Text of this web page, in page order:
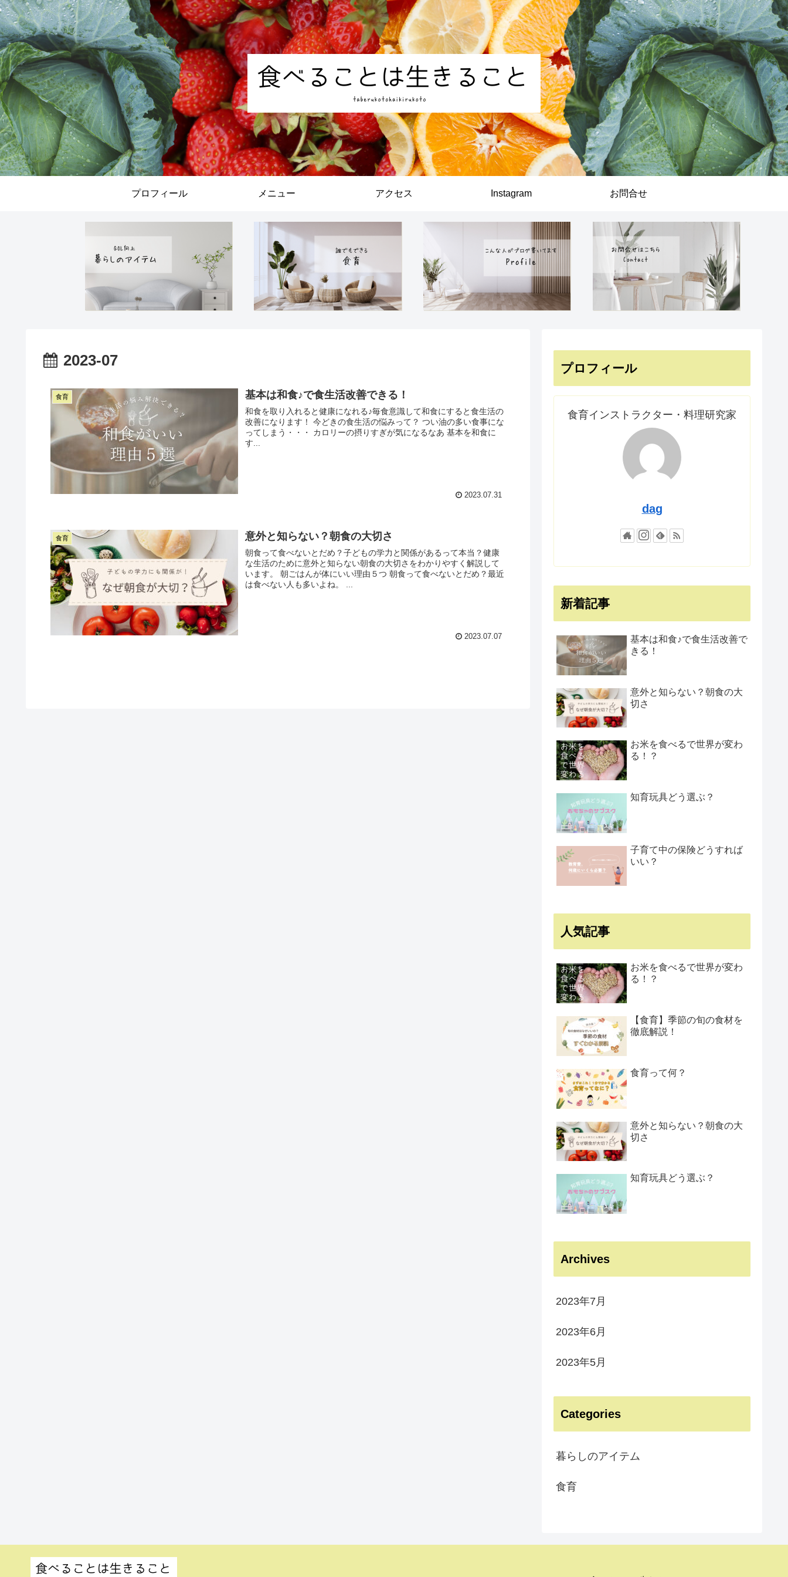
プロフィール メニュー アクセス Instagram お問合せ
2023-07
食育 基本は和食♪で食生活改善できる！
和食を取り入れると健康になれる♪毎食意識して和食にすると食生活の
改善になります！ 今どきの食生活の悩みって？ つい油の多い食事にな
ってしまう・・・ カロリーの摂りすぎが気になるなあ 基本を和食に
す...
2023.07.31
食育 意外と知らない？朝食の大切さ
朝食って食べないとだめ？子どもの学力と関係があるって本当？健康
な生活のために意外と知らない朝食の大切さをわかりやすく解説して
います。 朝ごはんが体にいい理由５つ 朝食って食べないとだめ？最近
は食べない人も多いよね。 ...
2023.07.07
プロフィール
食育インストラクター・料理研究家
dag
新着記事
基本は和食♪で食生活改善で
きる！
意外と知らない？朝食の大
切さ
お米を食べるで世界が変わ
る！？
知育玩具どう選ぶ？
子育て中の保険どうすれば
いい？
人気記事
お米を食べるで世界が変わ
る！？
【食育】季節の旬の食材を
徹底解説！
食育って何？
意外と知らない？朝食の大
切さ
知育玩具どう選ぶ？
Archives
2023年7月
2023年6月
2023年5月
Categories
暮らしのアイテム
食育